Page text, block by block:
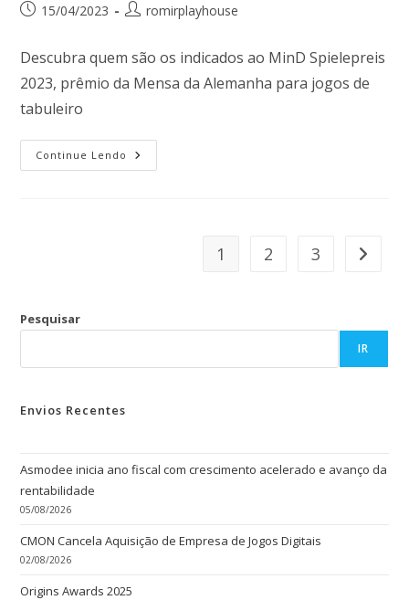
15/04/2023 romirplayhouse
Descubra quem são os indicados ao MinD Spielepreis
2023, prêmio da Mensa da Alemanha para jogos de
tabuleiro
Continue Lendo
1 2 3
Pesquisar
IR
Envios Recentes
Asmodee inicia ano fiscal com crescimento acelerado e avanço da
rentabilidade
05/08/2026
CMON Cancela Aquisição de Empresa de Jogos Digitais
02/08/2026
Origins Awards 2025